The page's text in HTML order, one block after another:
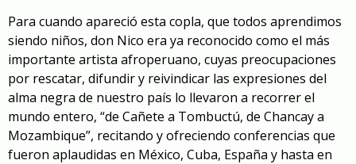
Para cuando apareció esta copla, que todos aprendimos
siendo niños, don Nico era ya reconocido como el más
importante artista afroperuano, cuyas preocupaciones
por rescatar, difundir y reivindicar las expresiones del
alma negra de nuestro país lo llevaron a recorrer el
mundo entero, “de Cañete a Tombuctú, de Chancay a
Mozambique”, recitando y ofreciendo conferencias que
fueron aplaudidas en México, Cuba, España y hasta en